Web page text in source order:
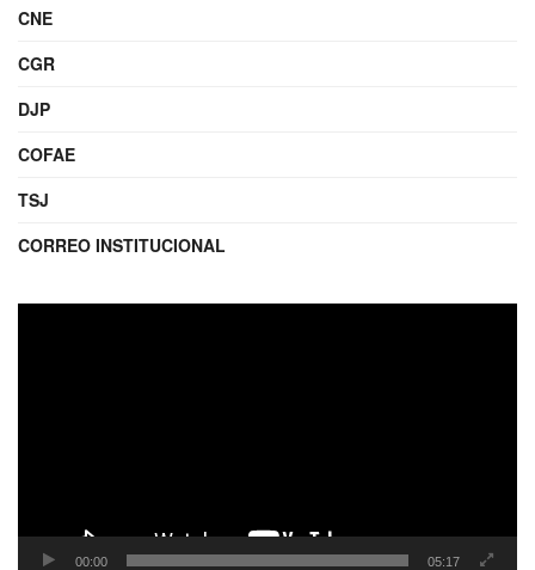
CNE
CGR
DJP
COFAE
TSJ
CORREO INSTITUCIONAL
00:00 05:17